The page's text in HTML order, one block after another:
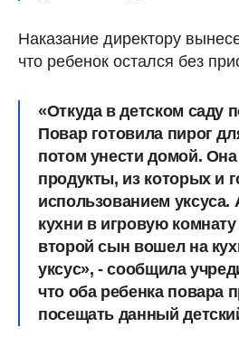
Наказание директору
что ребенок остался без
«Откуда в детском саду
Повар готовила пирог
потом унести домой.
продукты, из которых и
использованием
кухни в игровую комнату
второй сын вошел на
уксус», - сообщила
что оба ребенка повара
посещать данный